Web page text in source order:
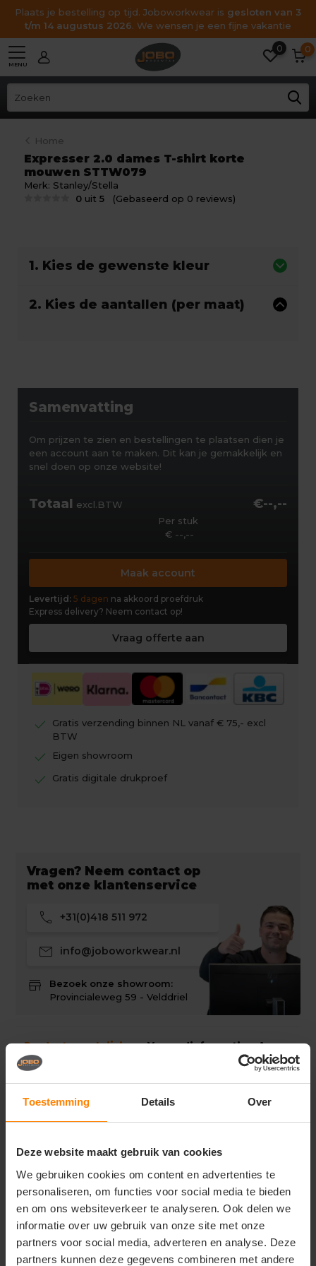
Toestemming Details Over
Deze website maakt gebruik van cookies
We gebruiken cookies om content en advertenties te
personaliseren, om functies voor social media te bieden
en om ons websiteverkeer te analyseren. Ook delen we
informatie over uw gebruik van onze site met onze
partners voor social media, adverteren en analyse. Deze
partners kunnen deze gegevens combineren met andere
Plaats je bestelling op tijd. Joboworkwear is gesloten van 3
t/m 14 augustus 2026. We wensen je een fijne vakantie
MENU
0 0
Home
Expresser 2.0 dames T-shirt korte
mouwen STTW079
Merk: Stanley/Stella
0 uit5 (Gebaseerd op 0 reviews)
1. Kies de gewenste kleur
2. Kies de aantallen (per maat)
Samenvatting
Om prijzen te zien en bestellingen te plaatsen dien je
een account aan te maken. Dit kan je gemakkelijk en
snel doen op onze website!
Totaal excl.BTW €--,--
Per stuk
€ --,--
Maak account
Levertijd: 5 dagen na akkoord proefdruk
Express delivery? Neem contact op!
Vraag offerte aan
check
Gratis verzending binnen NL vanaf € 75,- excl
BTW
check Eigen showroom
check Gratis digitale drukproef
Vragen? Neem contact op
met onze klantenservice
call +31(0)418 511 972
mail info@joboworkwear.nl
store
Bezoek onze showroom:
Provincialeweg 59 - Velddriel
Productomschrijving Verzendinformatie
Productomschrijving
De STTW079 Expresser 2.0 is een modern en stijlvol
Stanley/Stella en is ideaal voor zowel casual gebruik als
professionele toepassingen.
Het T-shirt is gemaakt van 100% biologisch katoen in
single jersey kwaliteit, uitgevoerd in organisch
ringgesponnen gekamd katoen. Met een licht gewicht
van 155 g/m² voelt de stof zacht en ademend aan,
waardoor het shirt prettig draagt gedurende de hele
dag.